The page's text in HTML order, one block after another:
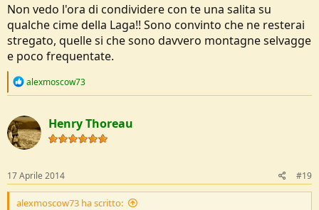
Non vedo l'ora di condividere con te una salita su
qualche cime della Laga!! Sono convinto che ne resterai
stregato, quelle si che sono davvero montagne selvagge
e poco frequentate.
R
c
t
i
o
s
:
alexmoscow73
Henry Thoreau
17 Aprile 2014 #19
alexmoscow73 ha scritto: